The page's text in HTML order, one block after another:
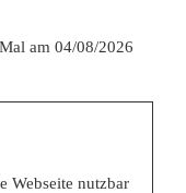
am 04/08/2026
Webseite nutzbar